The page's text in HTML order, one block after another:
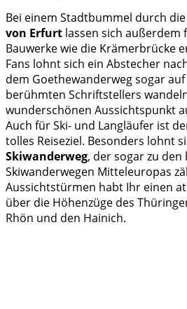
Bei einem Stadtbummel durch
von Erfurt lassen sich außerdem
Bauwerke wie die Krämerbrücke
Fans lohnt sich ein Abstecher
dem Goethewanderweg sogar
berühmten Schriftstellers
wunderschönen Aussichtspunkt
Auch für Ski- und Langläufer ist
tolles Reiseziel. Besonders lohnt
Skiwanderweg, der sogar zu den
Skiwanderwegen Mitteleuropas
Aussichtstürmen habt Ihr einen
über die Höhenzüge des
Rhön und den Hainich.